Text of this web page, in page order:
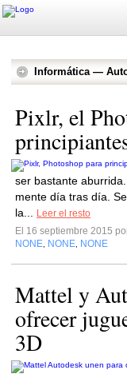
Informática —
Pixlr, el
ser bastante
mente día tras día.
la...
Leer el resto
El 16 septiembre 2015
NONE NONE NONE
Mattel y
ofrecer
3D